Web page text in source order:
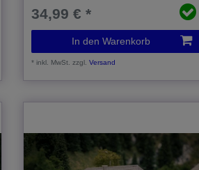
34,99 € *
In den Warenkorb
*inkl. MwSt. zzgl.Versand